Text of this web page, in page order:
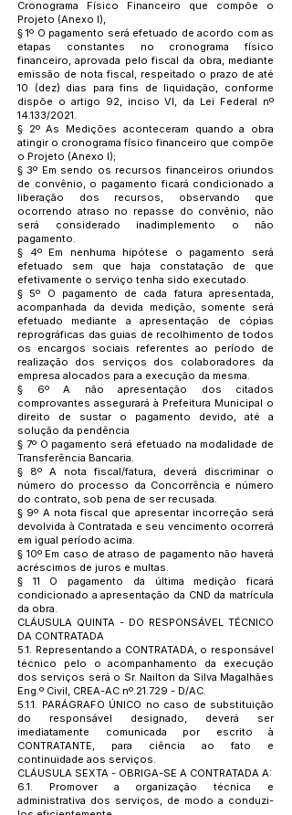
Cronograma Físico Financeiro que compõe o
Projeto (Anexo I),
§ 1º O pagamento será efetuado de acordo com as
etapas constantes no cronograma físico
financeiro, aprovada pelo fiscal da obra, mediante
emissão de nota fiscal, respeitado o prazo de até
10 (dez) dias para fins de liquidação, conforme
dispõe o artigo 92, inciso VI, da Lei Federal nº
14.133/2021.
§ 2º As Medições aconteceram quando a obra
atingir o cronograma físico financeiro que compõe
o Projeto (Anexo I);
§ 3º Em sendo os recursos financeiros oriundos
de convênio, o pagamento ficará condicionado a
liberação dos recursos, observando que
ocorrendo atraso no repasse do convênio, não
será considerado inadimplemento o não
pagamento.
§ 4º Em nenhuma hipótese o pagamento será
efetuado sem que haja constatação de que
efetivamente o serviço tenha sido executado.
§ 5º O pagamento de cada fatura apresentada,
acompanhada da devida medição, somente será
efetuado mediante a apresentação de cópias
reprográficas das guias de recolhimento de todos
os encargos sociais referentes ao período de
realização dos serviços dos colaboradores da
empresa alocados para a execução da mesma.
§ 6º A não apresentação dos citados
comprovantes assegurará à Prefeitura Municipal o
direito de sustar o pagamento devido, até a
solução da pendência
§ 7º O pagamento será efetuado na modalidade de
Transferência Bancaria.
§ 8º A nota fiscal/fatura, deverá discriminar o
número do processo da Concorrência e número
do contrato, sob pena de ser recusada.
§ 9º A nota fiscal que apresentar incorreção será
devolvida à Contratada e seu vencimento ocorrerá
em igual período acima.
§ 10º Em caso de atraso de pagamento não haverá
acréscimos de juros e multas.
§ 11 O pagamento da última medição ficará
condicionado a apresentação da CND da matrícula
da obra.
CLÁUSULA QUINTA - DO RESPONSÁVEL TÉCNICO
DA CONTRATADA
5.1. Representando a CONTRATADA, o responsável
técnico pelo o acompanhamento da execução
dos serviços será o Sr. Nailton da Silva Magalhães
Eng.º Civil, CREA-AC nº.21.729 - D/AC.
5.1.1. PARÁGRAFO ÚNICO no caso de substituição
do responsável designado, deverá ser
imediatamente comunicada por escrito à
CONTRATANTE, para ciência ao fato e
continuidade aos serviços.
CLÁUSULA SEXTA - OBRIGA-SE A CONTRATADA A:
6.1. Promover a organização técnica e
administrativa dos serviços, de modo a conduzi-